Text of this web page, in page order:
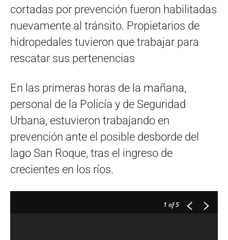
cortadas por prevención fueron habilitadas
nuevamente al tránsito. Propietarios de
hidropedales tuvieron que trabajar para
rescatar sus pertenencias
En las primeras horas de la mañana,
personal de la Policía y de Seguridad
Urbana, estuvieron trabajando en
prevención ante el posible desborde del
lago San Roque, tras el ingreso de
crecientes en los ríos.
1 of 5